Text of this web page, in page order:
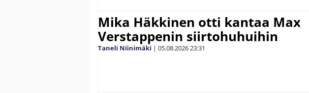
Mika Häkkinen otti kantaa Max
Verstappenin siirtohuhuihin
Taneli Niinimäki | 05.08.202623:31